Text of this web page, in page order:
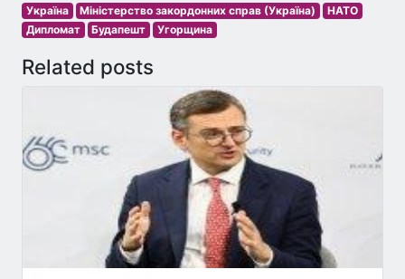
Україна Міністерство закордонних справ (Україна)
НАТО
Дипломат
Будапешт Угорщина
Related posts